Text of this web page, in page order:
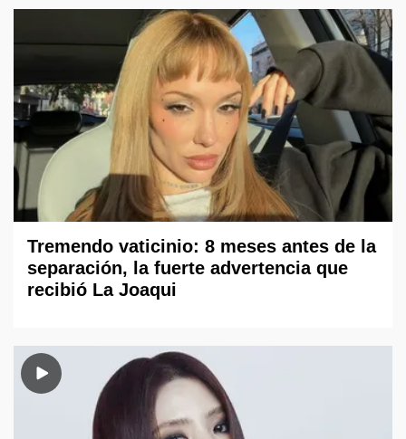
Tremendo vaticinio: 8 meses antes de la
separación, la fuerte advertencia que
recibió La Joaqui